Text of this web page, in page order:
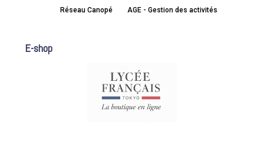
Réseau Canopé AGE - Gestion des activités
E-shop